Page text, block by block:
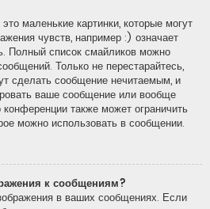
маленькие картинки, которые могут
чувств, например :) означает
Полный список смайликов можно
Только не перестарайтесь,
сделать сообщение нечитаемым, и
ваше сообщение или вообще
также может ограничить
можно использовать в сообщении.
к сообщениям?
в ваших сообщениях. Если